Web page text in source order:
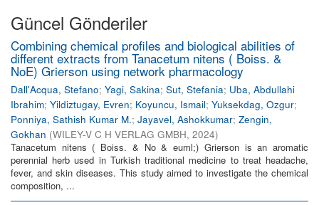
Güncel Gönderiler
Combining chemical profiles and biological abilities of
different extracts from Tanacetum nitens ( Boiss. &
NoE) Grierson using network pharmacology
Dall'Acqua, Stefano; Yagi, Sakina; Sut, Stefania; Uba, Abdullahi
Ibrahim; Yildiztugay, Evren; Koyuncu, Ismail; Yuksekdag, Ozgur;
Ponniya, Sathish Kumar M.; Jayavel, Ashokkumar; Zengin,
Gokhan (WILEY-V C H VERLAG GMBH, 2024)
Tanacetum nitens ( Boiss. & No & euml;) Grierson is an aromatic
perennial herb used in Turkish traditional medicine to treat headache,
fever, and skin diseases. This study aimed to investigate the chemical
composition, ...